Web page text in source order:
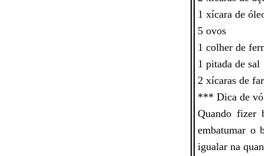
1 xícara deó
5 ovos
1 colher de
1 pitada de sal
2 xícaras de
*** Dica de vó
Quando fizer
embatumar o
igualar na